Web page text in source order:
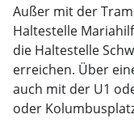
Außer mit der
Haltestelle
die Haltestelle
erreichen. Über
auch mit der U1
oder